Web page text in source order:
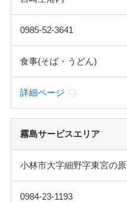
0985-52-3641
食事(そば・うどん)
詳細ページ
霧島サービスエリア
小林市大字細野字東宮の原
0984-23-1193